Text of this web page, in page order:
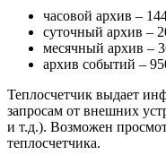
часовой архив –
суточный архив –
месячный архив –
архив событий –
Теплосчетчик выдает
запросам от внешних
и т.д.). Возможен
теплосчетчика.